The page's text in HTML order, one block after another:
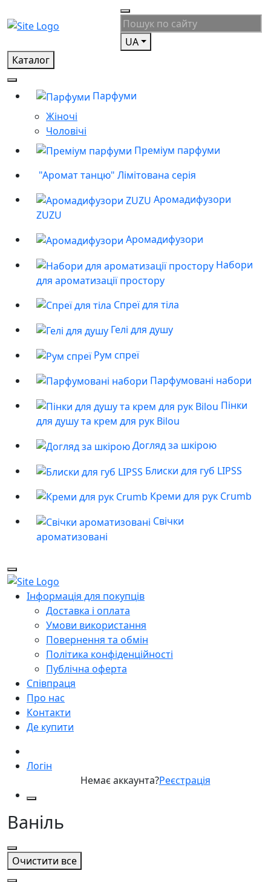
UA
Каталог
Парфуми
Жіночі
Чоловічі
Преміум парфуми
"Аромат танцю" Лімітована серія
Аромадифузори
ZUZU
Аромадифузори
Набори
для ароматизації простору
Спреї для тіла
Гелі для душу
Рум спреї
Парфумовані набори
Пінки
для душу та крем для рук Bilou
Догляд за шкірою
Блиски для губ LIPSS
Креми для рук Crumb
Свічки
ароматизовані
Інформація для покупців
Доставка і оплата
Умови використання
Повернення та обмін
Політика конфіденційності
Публічна оферта
Співпраця
Про нас
Контакти
Де купити
Логін
Немає аккаунта?Реєстрація
Ваніль
Очистити все